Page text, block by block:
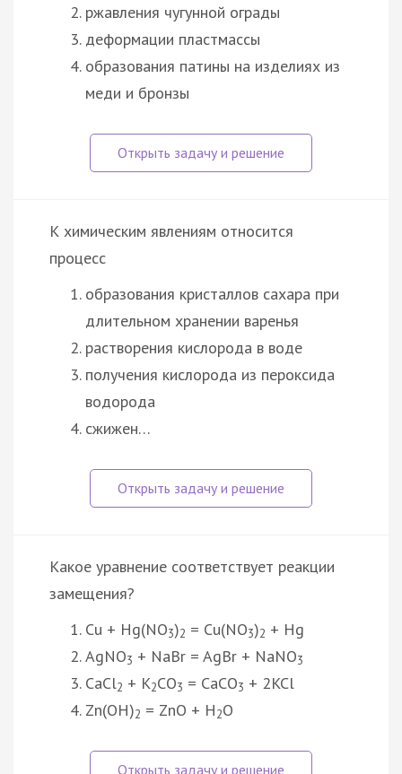
ржавления чугунной ограды
деформации пластмассы
образования патины на изделиях из
меди и бронзы
К химическим явлениям относится
процесс
образования кристаллов сахара при
длительном хранении варенья
растворения кислорода в воде
получения кислорода из пероксида
водорода
сжижен…
Какое уравнение соответствует реакции
замещения?
Cu + Hg(NO3)2 = Cu(NO3)2 + Hg
AgNO3 + NaBr = AgBr + NaNO3
CaCl2 + K2CO3 = CaCO3 + 2KCl
Zn(OH)2 = ZnO + H2O